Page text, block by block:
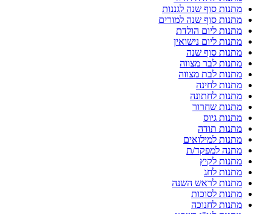
מתנות סוף שנה לגננות
מתנות סוף שנה למורים
מתנות ליום הולדת
מתנות ליום נישואין
מתנות סוף שנה
מתנות לבר מצווה
מתנות לבת מצווה
מתנות לחינה
מתנות לחתונה
מתנות שחרור
מתנות גיוס
מתנות תודה
מתנות למילואים
מתנה למפקד/ת
מתנות לקיץ
מתנות לחג
מתנות לראש השנה
מתנות לסוכות
מתנות לחנוכה